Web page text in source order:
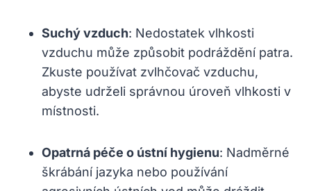
Suchý vzduch: Nedostatek vlhkosti
vzduchu může způsobit podráždění patra.
Zkuste používat zvlhčovač vzduchu,
abyste udrželi správnou úroveň vlhkosti v
místnosti.
Opatrná péče o ústní hygienu: Nadměrné
škrábání jazyka nebo používání